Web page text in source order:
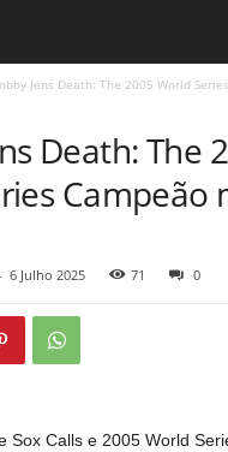
Jens Death: The 2005 World
Death: The
Campeão
6 Julho 2025 71 0
Sox Calls e 2005 World